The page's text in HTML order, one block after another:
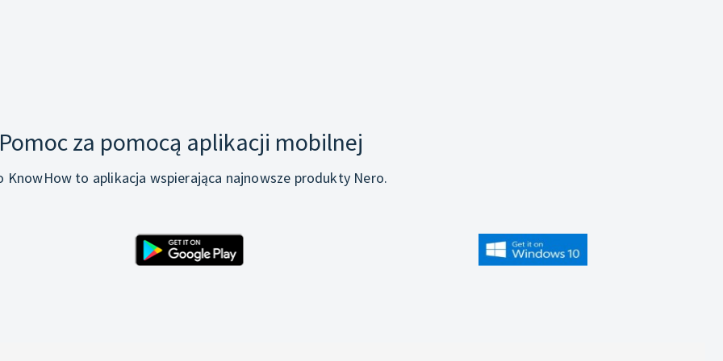
za pomocą aplikacji mobilnej
KnowHow to aplikacja wspierająca najnowsze produkty Nero.